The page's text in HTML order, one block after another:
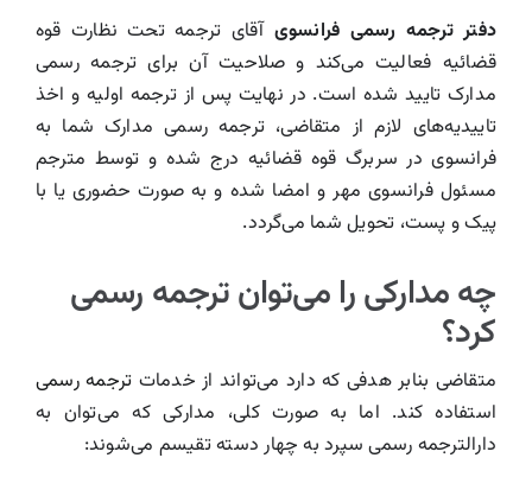
دفتر ترجمه رسمی فرانسویآقای ترجمه تحت نظارت قوه
قضائیه فعالیت می‌کند و صلاحیت آن برای ترجمه رسمی
مدارک تایید شده است. در نهایت پس از ترجمه اولیه و اخذ
تاییدیه‌های لازم از متقاضی، ترجمه رسمی مدارک شما به
فرانسوی در سربرگ قوه قضائیه درج شده و توسط مترجم
مسئول فرانسوی مهر و امضا شده و به صورت حضوری یا با
پیک و پست، تحویل شما می‌گردد.
چه مدارکی را می‌توان ترجمه رسمی
کرد؟
متقاضی بنابر هدفی که دارد می‌تواند از خدمات ترجمه رسمی
استفاده کند. اما به صورت کلی، مدارکی که می‌توان به
دارالترجمه رسمی سپرد به چهار دسته تقیسم می‌شوند: